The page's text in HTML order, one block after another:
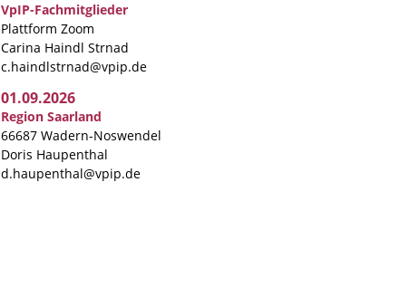
VpIP-Fachmitglieder
Plattform Zoom
Carina Haindl Strnad
c.haindlstrnad@vpip.de
01.09.2026
Region Saarland
66687 Wadern-Noswendel
Doris Haupenthal
d.haupenthal@vpip.de